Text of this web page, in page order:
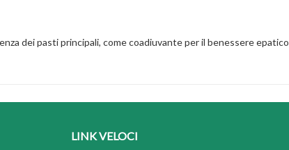
dei pasti principali, come coadiuvante per il benessere epatico
LINK VELOCI